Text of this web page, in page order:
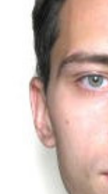
СТРУКТУРА
Президія НАН
Апарат Президії
Секція фізико-
наук
Секція хімічних
Секція
Установи при
Ради, комітети